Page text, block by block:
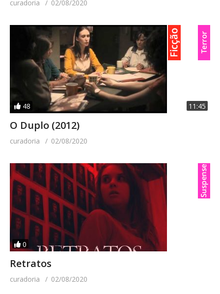
curadoria 02/08/2020
48 11:45
O Duplo (2012)
curadoria 02/08/2020
0
Retratos
curadoria 02/08/2020